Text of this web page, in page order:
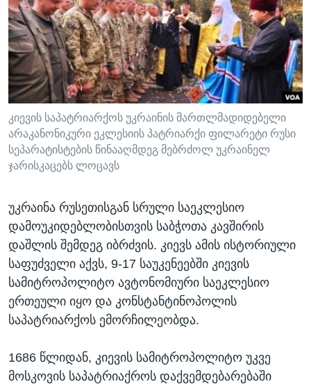
კიევის საპატრიარქოს უკრაინის მართლმადიდებელი
არაკანონიკური ეკლესიის პატრიარქი ფილარეტი რუსი
სეპარატისტების წინააღმდეგ მებრძოლ უკრაინელ
ჯარისკაცებს ლოცავს
უკრაინა რუსეთისგან სრული საეკლესიო
დამოუკიდებლობისთვის საბჭოთა კავშირის
დაშლის შემდეგ იბრძვის. კიევს ამის ისტორიული
საფუძველი აქვს, 9-17 საუკენეებში კიევის
სამიტროპოლიტო ავტონომიური საეკლესიო
ერთეული იყო და კონსტანტინოპოლის
საპატრიარქოს ემორჩილეობდა.
1686 წლიდან, კიევის სამიტროპოლიტო უკვე
მოსკოვის საპატრიაქროს დაქვემდებარებაში